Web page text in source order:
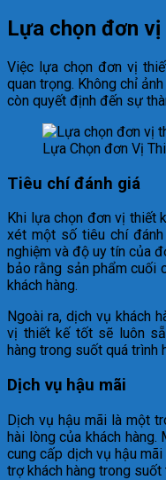
Lựa chọn đơn
Việc lựa chọn đơn vị
quan trọng. Không chỉ
còn quyết định đến sự
Lựa Chọn đơn Vị
Tiêu chí đánh giá
Khi lựa chọn đơn vị thiết
xét một số tiêu chí
nghiệm và độ uy tín của
bảo rằng sản phẩm cuối
khách hàng.
Ngoài ra, dịch vụ khách
vị thiết kế tốt sẽ luôn
hàng trong suốt quá trình
Dịch vụ hậu mãi
Dịch vụ hậu mãi là một
hài lòng của khách
cung cấp dịch vụ hậu
trợ khách hàng trong